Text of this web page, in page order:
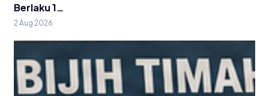
Berlaku 1…
2 Aug 2026